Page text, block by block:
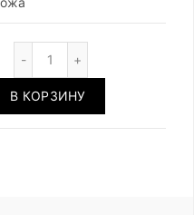
В КОРЗИНУ